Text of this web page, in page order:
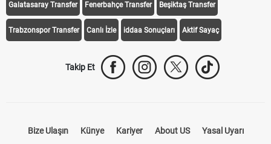
Galatasaray Transfer Fenerbahçe Transfer Beşiktaş Transfer
Trabzonspor Transfer Canlı İzle iddaa Sonuçları Aktif Sayaç
Takip Et
Bize Ulaşın Künye Kariyer About US Yasal Uyarı